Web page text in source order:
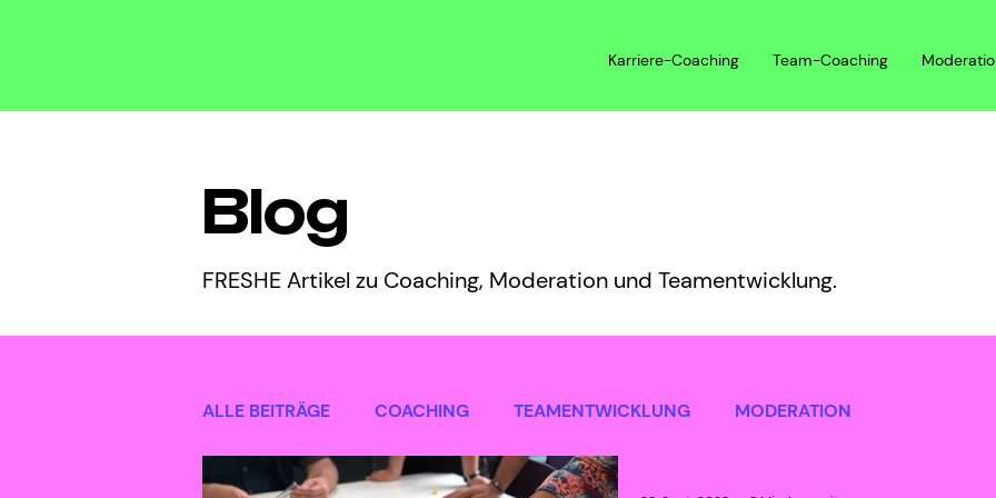
Karriere-Coaching Team-Coaching
Blog
FRESHE Artikel zu Coaching, Moderation und Teamentwicklung.
ALLE BEITRÄGE COACHING TEAMENTWICKLUNG MODERATION